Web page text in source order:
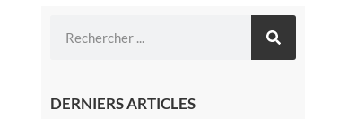
DERNIERS ARTICLES